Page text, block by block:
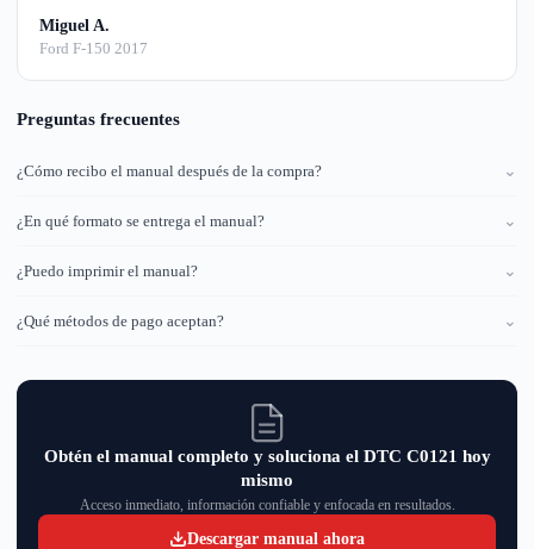
Miguel A.
Ford F-150 2017
Preguntas frecuentes
¿Cómo recibo el manual después de la compra? ⌄
¿En qué formato se entrega el manual? ⌄
¿Puedo imprimir el manual? ⌄
¿Qué métodos de pago aceptan? ⌄
Obtén el manual completo y soluciona el DTC C0121 hoy
mismo
Acceso inmediato, información confiable y enfocada en resultados.
Descargar manual ahora